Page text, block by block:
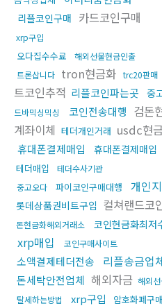
리플코인구매 카드코인구매
xrp구입
오다집수수료
해외선물현금인출
트론삽니다 tron현금화 trc20판매
트코인추적 리플코인파는곳 중
드바믹싱믹싱
코인전송대행 검돈
계좌이체 테더개인거래 usdc현
휴대폰결제매입 휴대폰결제매입
테더매입
테더수사기관
중고오다
파이코인구매대행 개인
롯데상품권비트구입 컬쳐랜드코
돈현금화해외거래소 코인현금화최저
xrp매입
코인구매사이트
소액결제테더전송 리플송금업
돈세탁안전업체 해외자금 해외
탈세하는방법 xrp구입 암호화폐구